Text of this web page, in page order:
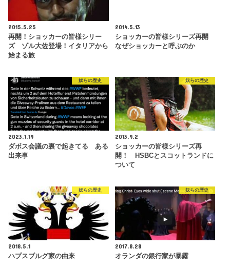
2015.5.25
再開！ショッカーの皆様シリー
ズ ゾル大佐登場！イタリアから
始まる旅
2014.5.13
ショッカーの皆様シリーズ再開
なぜショッカーと呼ぶのか
奴らの歴史
2023.1.19
ダボス会議の裏で起きてる ある
出来事
奴らの歴史
2013.9.2
ショッカーの皆様シリーズ再
開！ HSBCとスコットランドに
ついて
奴らの歴史
2018.5.1
ハプスブルグ家の由来
奴らの歴史
2017.8.28
オランダの銀行家が暴露